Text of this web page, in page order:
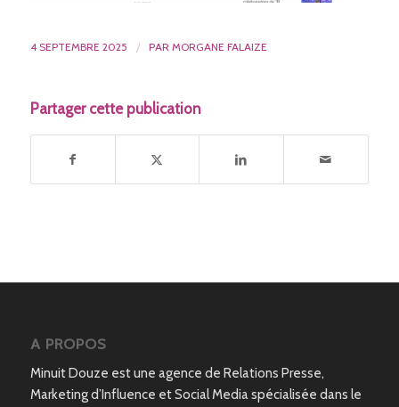
4 SEPTEMBRE 2025 / PAR MORGANE FALAIZE
Partager cette publication
A PROPOS
Minuit Douze est une agence de Relations Presse,
Marketing d’Influence et Social Media spécialisée dans le